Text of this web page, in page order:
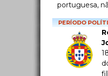
portuguesa,
PERÍODO